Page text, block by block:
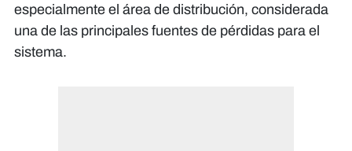
especialmente el área de distribución, considerada
una de las principales fuentes de pérdidas para el
sistema.